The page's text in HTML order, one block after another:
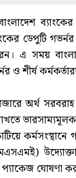
ডেপুটি
এ সময়
ও শীর্ষ
অর্থ
ভারসাম্যমূলক
ঘোষণা